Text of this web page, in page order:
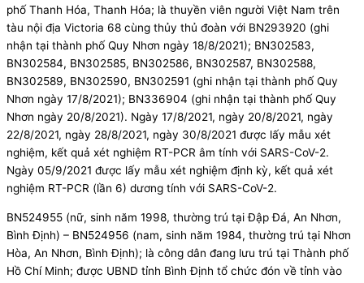
phố Thanh Hóa, Thanh Hóa; là thuyền viên người Việt Nam trên
tàu nội địa Victoria 68 cùng thủy thủ đoàn với BN293920 (ghi
nhận tại thành phố Quy Nhơn ngày 18/8/2021); BN302583,
BN302584, BN302585, BN302586, BN302587, BN302588,
BN302589, BN302590, BN302591 (ghi nhận tại thành phố Quy
Nhơn ngày 17/8/2021); BN336904 (ghi nhận tại thành phố Quy
Nhơn ngày 20/8/2021). Ngày 17/8/2021, ngày 20/8/2021, ngày
22/8/2021, ngày 28/8/2021, ngày 30/8/2021 được lấy mẫu xét
nghiệm, kết quả xét nghiệm RT-PCR âm tính với SARS-CoV-2.
Ngày 05/9/2021 được lấy mẫu xét nghiệm định kỳ, kết quả xét
nghiệm RT-PCR (lần 6) dương tính với SARS-CoV-2.
BN524955 (nữ, sinh năm 1998, thường trú tại Đập Đá, An Nhơn,
Bình Định) – BN524956 (nam, sinh năm 1984, thường trú tại Nhơn
Hòa, An Nhơn, Bình Định); là công dân đang lưu trú tại Thành phố
Hồ Chí Minh; được UBND tỉnh Bình Định tổ chức đón về tỉnh vào